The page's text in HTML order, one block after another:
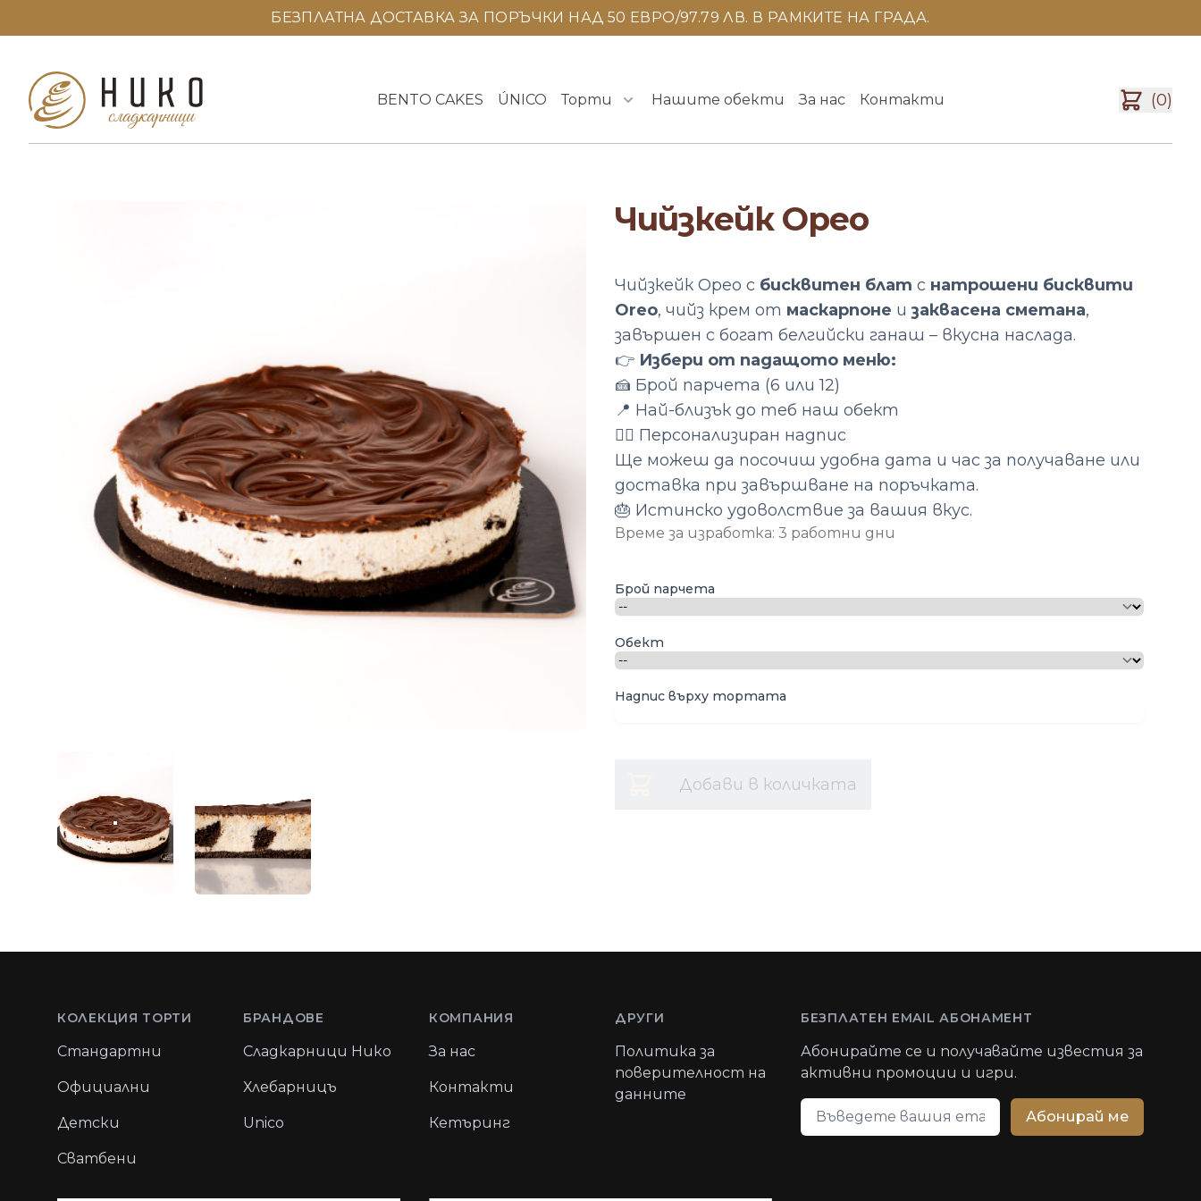
БЕЗПЛАТНА ДОСТАВКА ЗА ПОРЪЧКИ НАД 50 ЕВРО/97.79 ЛВ. В РАМКИТЕ НА ГРАДА.
BENTO CAKES ÚNICO Торти Нашите обекти За нас Контакти (0)
Чийзкейк Орео
Продуктова информация
Описание
Чийзкейк Орео с бисквитен блат с натрошени бисквити
Oreo, чийз крем от маскарпоне и заквасена сметана,
завършен с богат белгийски ганаш – вкусна наслада.
👉 Избери от падащото меню:
🍰 Брой парчета (6 или 12)
📍 Най-близък до теб наш обект
✍🏻 Персонализиран надпис
Ще можеш да посочиш удобна дата и час за получаване или
доставка при завършване на поръчката.
🎂 Истинско удоволствие за вашия вкус.
Време за изработка: 3 работни дни
Опции
Брой парчета
Обект
Надпис върху тортата
Добави в количката
КОЛЕКЦИЯ ТОРТИ
Стандартни
Официални
Детски
Сватбени
БРАНДОВЕ
Сладкарници Нико
Хлебарницъ
Unico
КОМПАНИЯ
За нас
Контакти
Кетъринг
ДРУГИ
Политика за
поверителност на
данните
БЕЗПЛАТЕН EMAIL АБОНАМЕНТ
Абонирайте се и получавайте известия за
активни промоции и игри.
Email адрес
Абонирай ме